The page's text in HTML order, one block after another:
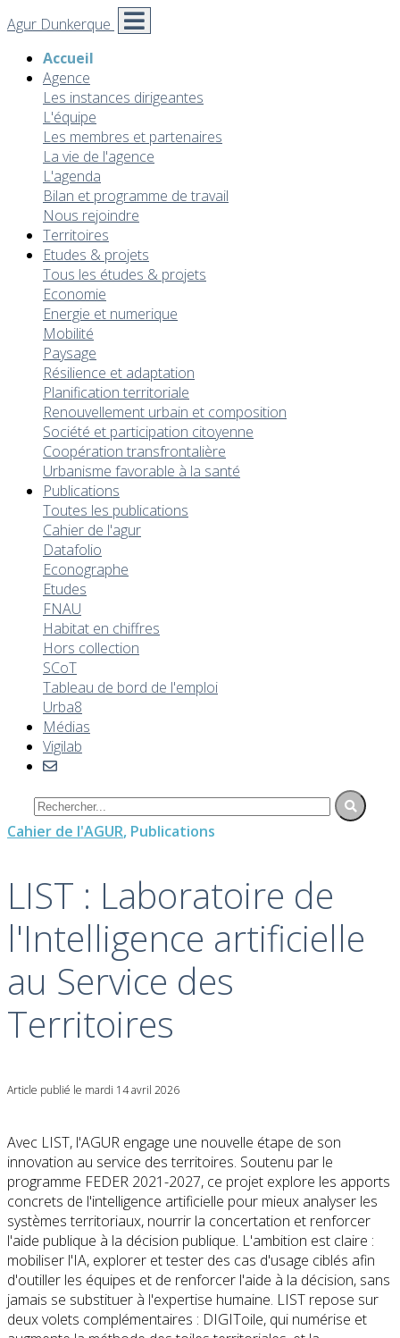
Agur Dunkerque
Accueil
Agence
Les instances dirigeantes
L'équipe
Les membres et partenaires
La vie de l'agence
L'agenda
Bilan et programme de travail
Nous rejoindre
Territoires
Etudes & projets
Tous les études & projets
Economie
Energie et numerique
Mobilité
Paysage
Résilience et adaptation
Planification territoriale
Renouvellement urbain et composition
Société et participation citoyenne
Coopération transfrontalière
Urbanisme favorable à la santé
Publications
Toutes les publications
Cahier de l'agur
Datafolio
Econographe
Etudes
FNAU
Habitat en chiffres
Hors collection
SCoT
Tableau de bord de l'emploi
Urba8
Médias
Vigilab
Cahier de l'AGUR, Publications
LIST : Laboratoire de
l'Intelligence artificielle
au Service des
Territoires
Article publié le mardi 14 avril 2026
Avec LIST, l'AGUR engage une nouvelle étape de son
innovation au service des territoires. Soutenu par le
programme FEDER 2021-2027, ce projet explore les apports
concrets de l'intelligence artificielle pour mieux analyser les
systèmes territoriaux, nourrir la concertation et renforcer
l'aide publique à la décision publique. L'ambition est claire :
mobiliser l'IA, explorer et tester des cas d'usage ciblés afin
d'outiller les équipes et de renforcer l'aide à la décision, sans
jamais se substituer à l'expertise humaine. LIST repose sur
deux volets complémentaires : DIGIToile, qui numérise et